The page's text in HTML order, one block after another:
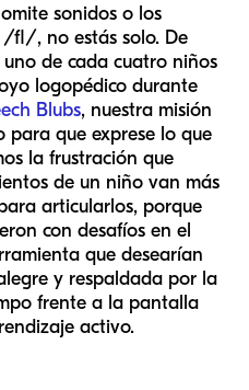
sonidos o los
/fl/, no estás solo. De
de cada cuatro niños
logopédico durante
Blubs, nuestra misión
para que exprese lo que
la frustración que
de un niño van más
articularlos, porque
con desafíos en el
que desearían
y respaldada por la
frente a la pantalla
activo.